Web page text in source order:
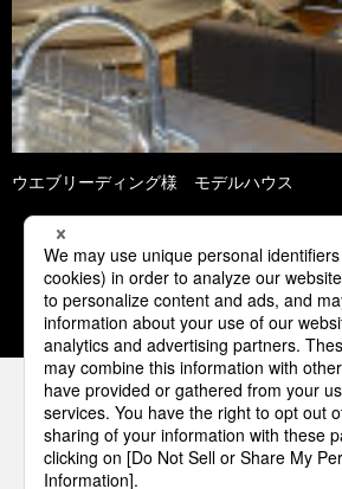
ウエブリーディング様 モデルハウス
1 2 3 4
パナソニックの電気設備 SNS